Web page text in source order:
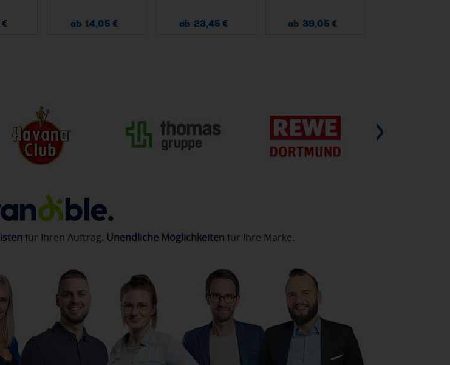
€ ab 14,05 € ab 23,45 € ab 39,05 €
für Ihren Auftrag. Unendliche Möglichkeiten für Ihre Marke.